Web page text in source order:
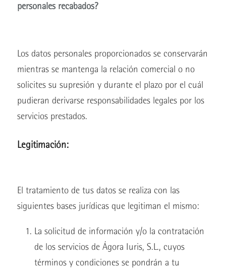
personales recabados?
Los datos personales proporcionados se conservarán
mientras se mantenga la relación comercial o no
solicites su supresión y durante el plazo por el cuál
pudieran derivarse responsabilidades legales por los
servicios prestados.
Legitimación:
El tratamiento de tus datos se realiza con las
siguientes bases jurídicas que legitiman el mismo:
La solicitud de información y/o la contratación
de los servicios de Ágora Iuris, S.L., cuyos
términos y condiciones se pondrán a tu